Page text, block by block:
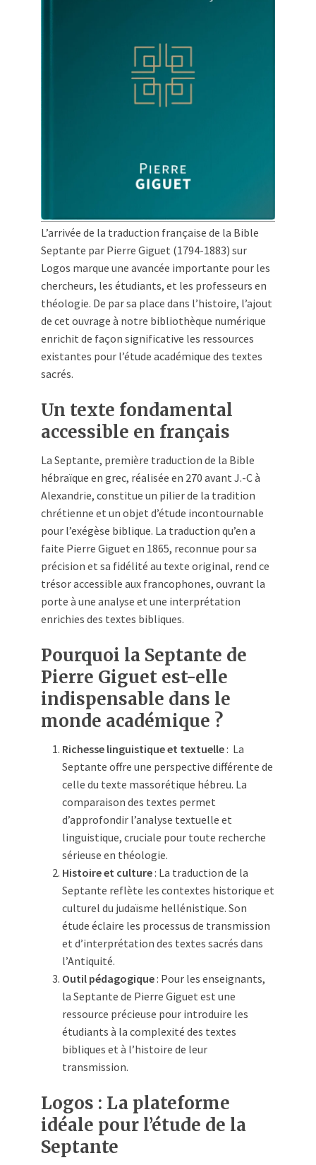
L’arrivée de la traduction française de la Bible
Septante par Pierre Giguet (1794-1883) sur
Logos marque une avancée importante pour les
chercheurs, les étudiants, et les professeurs en
théologie. De par sa place dans l’histoire, l’ajout
de cet ouvrage à notre bibliothèque numérique
enrichit de façon significative les ressources
existantes pour l’étude académique des textes
sacrés.
Un texte fondamental
accessible en français
La Septante, première traduction de la Bible
hébraïque en grec, réalisée en 270 avant J.-C à
Alexandrie, constitue un pilier de la tradition
chrétienne et un objet d’étude incontournable
pour l’exégèse biblique. La traduction qu’en a
faite Pierre Giguet en 1865, reconnue pour sa
précision et sa fidélité au texte original, rend ce
trésor accessible aux francophones, ouvrant la
porte à une analyse et une interprétation
enrichies des textes bibliques.
Pourquoi la Septante de
Pierre Giguet est-elle
indispensable dans le
monde académique ?
Richesse linguistique et textuelle: La
Septante offre une perspective différente de
celle du texte massorétique hébreu. La
comparaison des textes permet
d’approfondir l’analyse textuelle et
linguistique, cruciale pour toute recherche
sérieuse en théologie.
Histoire et culture: La traduction de la
Septante reflète les contextes historique et
culturel du judaïsme hellénistique. Son
étude éclaire les processus de transmission
et d’interprétation des textes sacrés dans
l’Antiquité.
Outil pédagogique: Pour les enseignants,
la Septante de Pierre Giguet est une
ressource précieuse pour introduire les
étudiants à la complexité des textes
bibliques et à l’histoire de leur
transmission.
Logos : La plateforme
idéale pour l’étude de la
Septante